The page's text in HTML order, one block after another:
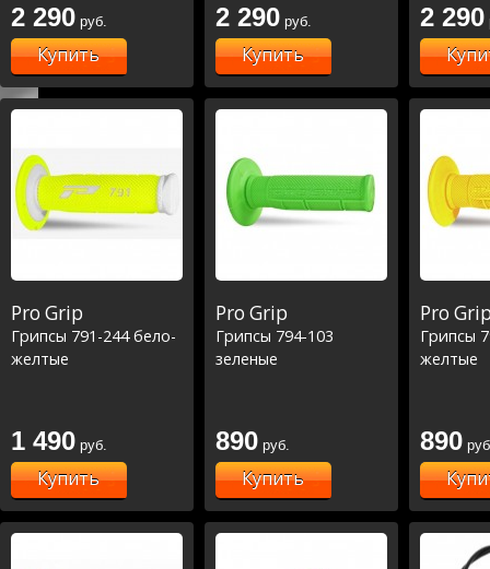
2 290 руб.
Купить
2 290 руб.
Купить
2 290
Pro Grip
Грипсы 791-244 бело-
желтые
1 490 руб.
Купить
Pro Grip
Грипсы 794-103
зеленые
890 руб.
Купить
Pro
Грипсы
желтые
890